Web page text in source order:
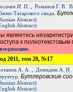
И. П. , Романов Г. В.
Татарского свода.
Abstract)
Abstract)
являетесь
к
.
2011, том 28, №17
А. А. , Демидюк А. И.
. Бутлеровские
Abstract)
Abstract)